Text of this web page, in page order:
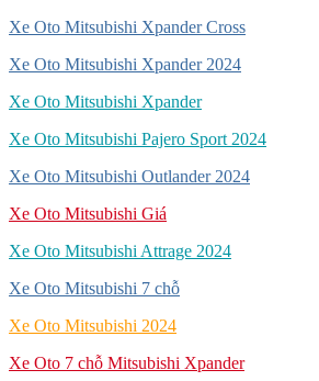
Xe Oto Mitsubishi Xpander Cross
Xe Oto Mitsubishi Xpander 2024
Xe Oto Mitsubishi Xpander
Xe Oto Mitsubishi Pajero Sport 2024
Xe Oto Mitsubishi Outlander 2024
Xe Oto Mitsubishi Giá
Xe Oto Mitsubishi Attrage 2024
Xe Oto Mitsubishi 7 chỗ
Xe Oto Mitsubishi 2024
Xe Oto 7 chỗ Mitsubishi Xpander